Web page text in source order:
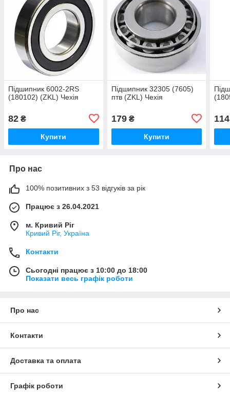
Підшипник 6002-2RS
(180102) (ZKL) Чехія
82 ₴
Купити
Підшипник 32305 (7605)
птв (ZKL) Чехія
179₴
Купити
114
Про нас
100% позитивних з 53 відгуків за рік
Працює з 26.04.2021
м. Кривий Ріг
Кривий Ріг, Україна
Контакти
Сьогодні працює з 10:00 до 18:00
Показати весь графік роботи
Про нас
Контакти
Доставка та оплата
Графік роботи